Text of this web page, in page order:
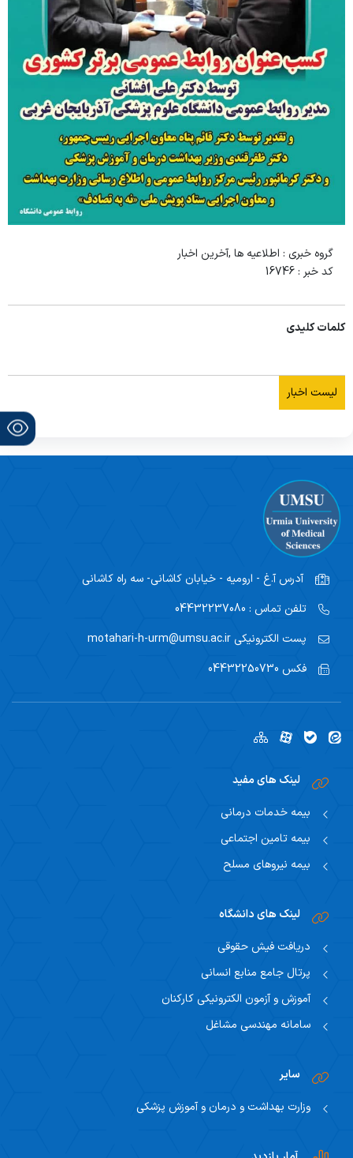
گروه خبری : اطلاعیه ها ,آخرین اخبار
کد خبر : 16746
کلمات کلیدی
لیست اخبار
آدرسآ.غ - ارومیه - خیابان کاشانی- سه راه کاشانی
تلفن تماس : 04432237080
پست الکترونیکی
فکس
لینک های مفید
بیمه خدمات درمانی
بیمه تامین اجتماعی
بیمه نیروهای مسلح
لینک های دانشگاه
دریافت فیش حقوقی
پرتال جامع منابع انسانی
آموزش و آزمون الکترونیکی کارکنان
سامانه مهندسی مشاغل
سایر
وزارت بهداشت و درمان و آموزش پزشکی